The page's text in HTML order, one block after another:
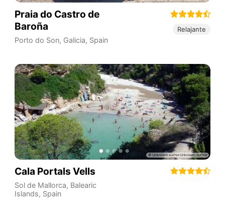
Praia do Castro de
Baroña
Porto do Son, Galicia, Spain
Relajante
Cala Portals Vells
Sol de Mallorca, Balearic
Islands, Spain